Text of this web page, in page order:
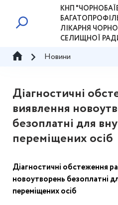
КНП
ЛІКАРНЯ
СЕЛИЩНОЇ
Новини
Діагностичні
виявлення
безоплатні для
переміщених осіб
Діагностичні обстеження
новоутворень безоплатні
переміщених осіб